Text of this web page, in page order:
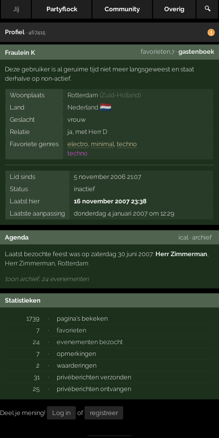
Jij Partyflock Community Overig 🔍
Profiel · 467415
Fraulein K favorieten,7· gastenboek
Deze gebruiker is al geruime tijd niet meer langsgeweest en staat
derhalve op non-actief.
Woonplaats Rotterdam (Zuid-Holland)
Land
Nederland 🇳🇱
Geslacht
vrouw
Relatie
ja, met Herr D
Favoriete genres
electro, minimal techno
techno
Lid sinds
5 november 2006 21:07
Status
inactief
Laatst hier
16 november 2007 23:38
Laatste aanpassing
donderdag 4 januari 2007 om 12:29
Agenda ical · archief
Laatst bezochte feest was op zaterdag 30 juni 2007: Herr Zimmerman,
Herr Zimmerman, Rotterdam
toon archief, 24 evenementen
Statistieken
1739 ·
pagina's bekeken
7
·
favorieten
24
·
evenementen bezocht
7
·
opmerkingen
2
·
waarderingen
31
·
privéberichten verzonden
25
· privéberichten ontvangen
Deel je mening! Log in of registreer